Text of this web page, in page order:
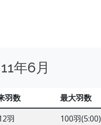
年6月
羽数 最大羽数
羽 100羽(5:00)